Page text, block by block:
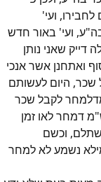
ועי'
ועי' באור חדש
דייק שאני נותן
ואתחנן אשר אנכי
שכר, היום לעשותם
לקבל שכר
דמחר לאו זמן
וכשם
נשמע לא למחר